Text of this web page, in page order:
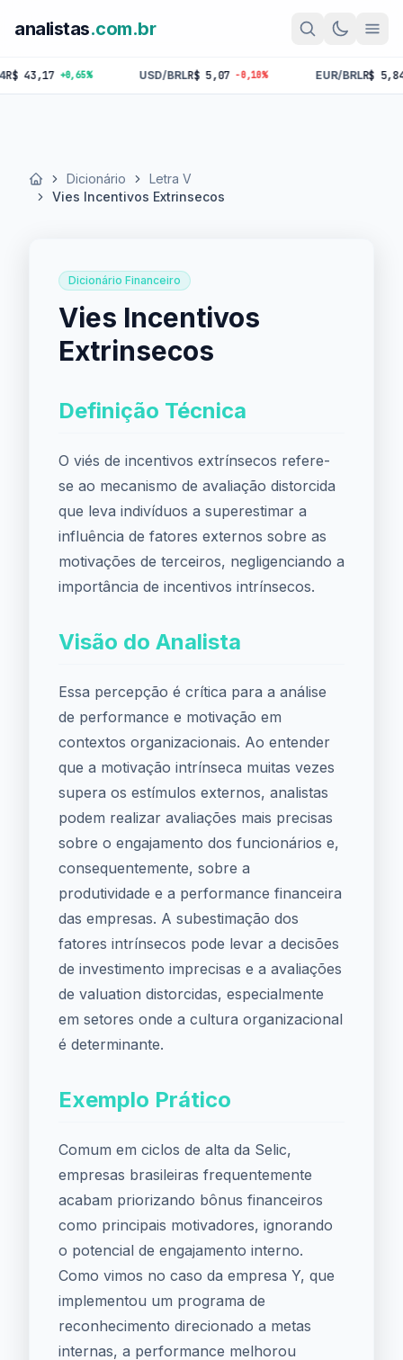
analistas.com.br
+0,65% USD/BRLR$ 5,07 -0,10% EUR/BRLR$ 5,84 -
Início Dicionário
Letra V
Vies Incentivos Extrinsecos
Dicionário Financeiro
Vies Incentivos
Extrinsecos
Definição Técnica
O viés de incentivos extrínsecos refere-
se ao mecanismo de avaliação distorcida
que leva indivíduos a superestimar a
influência de fatores externos sobre as
motivações de terceiros, negligenciando a
importância de incentivos intrínsecos.
Visão do Analista
Essa percepção é crítica para a análise
de performance e motivação em
contextos organizacionais. Ao entender
que a motivação intrínseca muitas vezes
supera os estímulos externos, analistas
podem realizar avaliações mais precisas
sobre o engajamento dos funcionários e,
consequentemente, sobre a
produtividade e a performance financeira
das empresas. A subestimação dos
fatores intrínsecos pode levar a decisões
de investimento imprecisas e a avaliações
de valuation distorcidas, especialmente
em setores onde a cultura organizacional
é determinante.
Exemplo Prático
Comum em ciclos de alta da Selic,
empresas brasileiras frequentemente
acabam priorizando bônus financeiros
como principais motivadores, ignorando
o potencial de engajamento interno.
Como vimos no caso da empresa Y, que
implementou um programa de
reconhecimento direcionado a metas
internas, a performance melhorou